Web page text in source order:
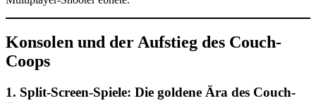
Konsolen und der Aufstieg des Couch-
Coops
1. Split-Screen-Spiele: Die goldene Ära des Couch-